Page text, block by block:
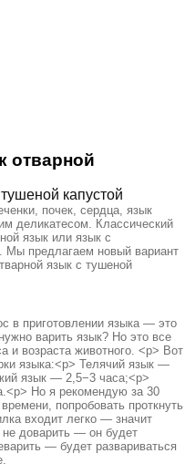
отварной
капустой
почек, сердца, язык
деликатесом. Классический
язык или язык с
предлагаем новый вариант
язык с тушеной
в приготовлении языка — это
варить язык? Но это все
и возраста животного. <p> Вот
языка:<p> Телячий язык —
язык — 2,5−3 часа;<p>
Но я рекомендую за 30
попробовать проткнуть
входит легко — значит
не доварить — он будет
— будет развариваться